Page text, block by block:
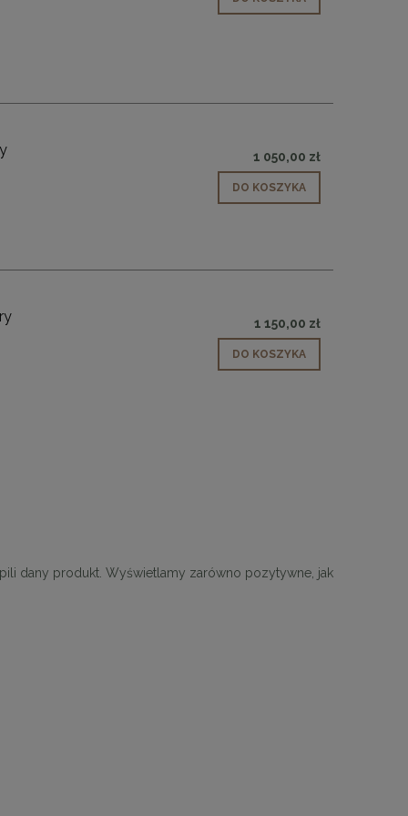
1 050,00 zł
DO KOSZYKA
1 150,00 zł
DO KOSZYKA
dany produkt. Wyświetlamy zarówno pozytywne, jak